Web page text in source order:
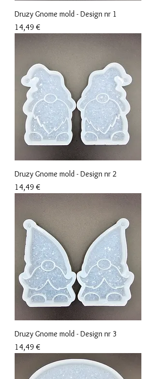
Druzy Gnome mold - Design nr 1
Preis
14,49 €
Druzy Gnome mold - Design nr 2
Preis
14,49 €
Druzy Gnome mold - Design nr 3
Preis
14,49 €